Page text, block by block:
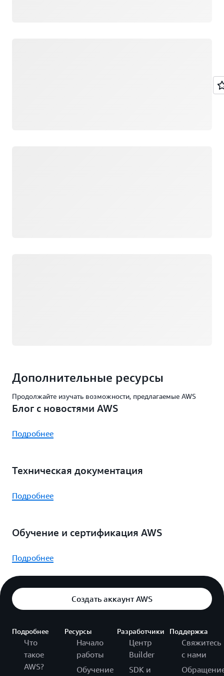
Дополнительные ресурсы
Продолжайте изучать возможности, предлагаемые AWS
Блог с новостями AWS
Подробнее
Техническая документация
Подробнее
Обучение и сертификация AWS
Подробнее
Создать аккаунт AWS
Подробнее
Что
такое
AWS?
Ресурсы
Начало
работы
Обучение
Разработчики
Центр
Builder
SDK и
Поддержка
Свяжитесь
с нами